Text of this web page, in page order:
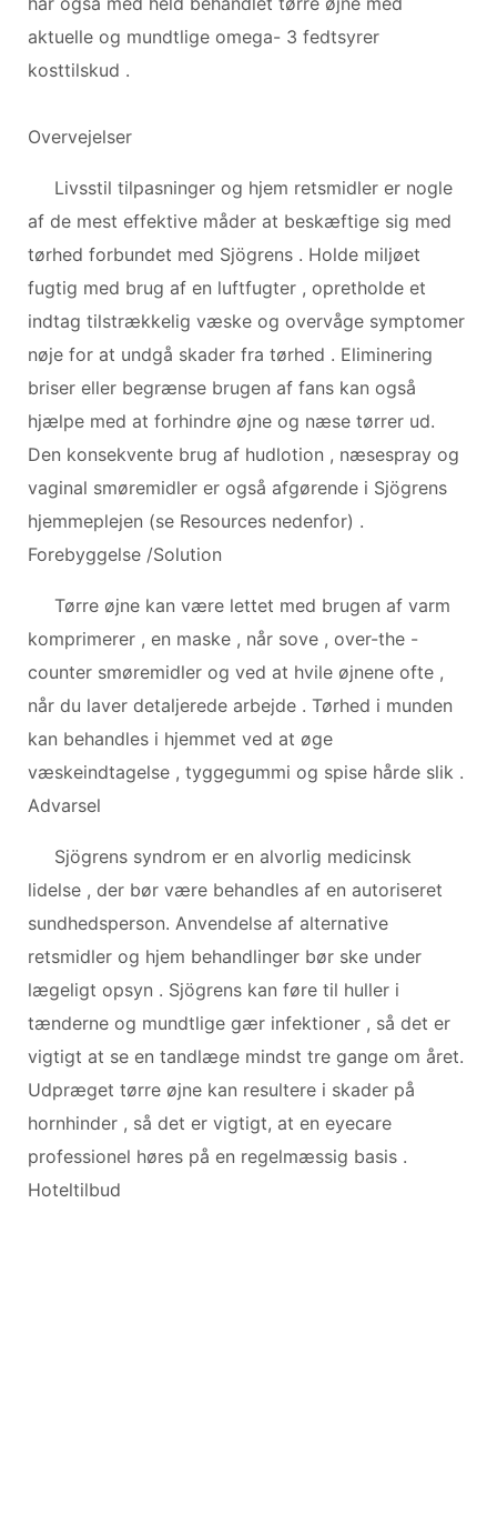
aktuelle og mundtlige omega- 3 fedtsyrer
kosttilskud .
Overvejelser
Livsstil tilpasninger og hjem retsmidler er nogle
af de mest effektive måder at beskæftige sig med
tørhed forbundet med Sjögrens . Holde miljøet
fugtig med brug af en luftfugter , opretholde et
indtag tilstrækkelig væske og overvåge symptomer
nøje for at undgå skader fra tørhed . Eliminering
briser eller begrænse brugen af ​​fans kan også
hjælpe med at forhindre øjne og næse tørrer ud.
Den konsekvente brug af hudlotion , næsespray og
vaginal smøremidler er også afgørende i Sjögrens
hjemmeplejen (se Resources nedenfor) .
Forebyggelse /Solution
Tørre øjne kan være lettet med brugen af ​​varm
komprimerer , en maske , når sove , over-the -
counter smøremidler og ved at hvile øjnene ofte ,
når du laver detaljerede arbejde . Tørhed i munden
kan behandles i hjemmet ved at øge
væskeindtagelse , tyggegummi og spise hårde slik .
Advarsel
Sjögrens syndrom er en alvorlig medicinsk
lidelse , der bør være behandles af en autoriseret
sundhedsperson. Anvendelse af alternative
retsmidler og hjem behandlinger bør ske under
lægeligt opsyn . Sjögrens kan føre til huller i
tænderne og mundtlige gær infektioner , så det er
vigtigt at se en tandlæge mindst tre gange om året.
Udpræget tørre øjne kan resultere i skader på
hornhinder , så det er vigtigt, at en eyecare
professionel høres på en regelmæssig basis .
Hoteltilbud